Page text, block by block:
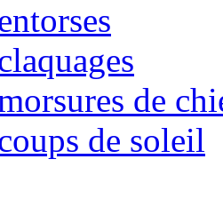
de
de soleil